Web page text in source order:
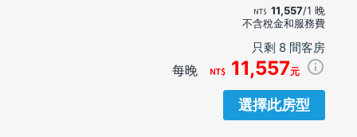
11,557/1 晚
不含稅金和服務費
只剩 8 間客房
每晚 11,557元
選擇此房型